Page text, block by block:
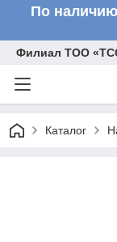
По
Филиал ТОО
Каталог